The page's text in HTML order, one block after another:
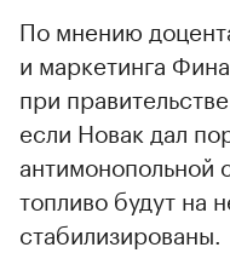
По мнению
и маркетинга
при
если Новак дал
антимонопольной
топливо будут на
стабилизированы.